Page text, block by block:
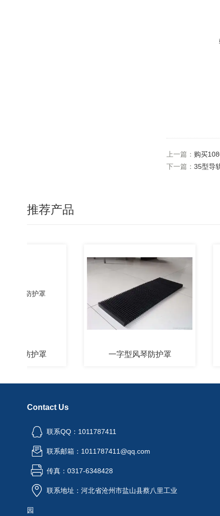
上一篇： 购买
下一篇： 35型导
推荐产品
一字型风琴防护罩
Contact Us
联系QQ：1011787411
联系邮箱：1011787411@qq.com
传真：0317-6348428
联系地址：河北省沧州市盐山县蔡八里工业
园